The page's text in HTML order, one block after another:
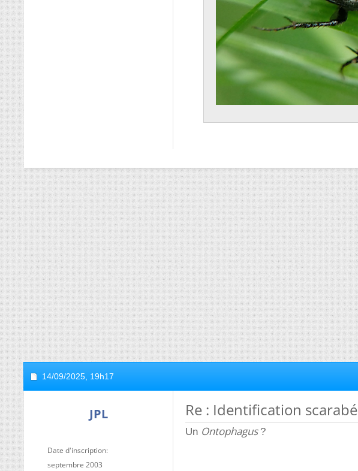
14/09/2025, 19h17
JPL
Date d'inscription
septembre 2003
Re : Identification scarabé
Un Ontophagus ?